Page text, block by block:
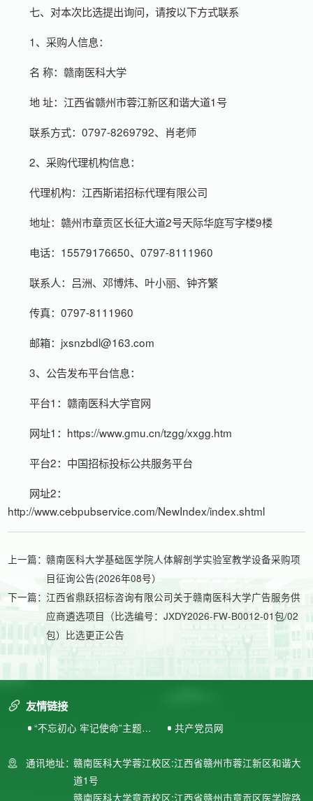
七、对本次比选提出询问，请按以下方式联系
1、采购人信息：
名 称：赣南医科大学
地 址：江西省赣州市蓉江新区和谐大道1号
联系方式：0797-8269792、肖老师
2、采购代理机构信息：
代理机构：江西斯诺招标代理有限公司
地址：赣州市章贡区长征大道2号天际华庭写字楼9楼
电话：15579176650、0797-8111960
联系人：吕洲、邓博炜、叶小丽、钟齐繁
传真：0797-8111960
邮箱：jxsnzbdl@163.com
3、公告发布平台信息：
平台1：赣南医科大学官网
网址1：https://www.gmu.cn/tzgg/xxgg.htm
平台2：中国招标投标公共服务平台
网址2：
http://www.cebpubservice.com/NewIndex/index.shtml
上一篇：赣南医科大学基础医学院人体解剖学实验室教学设备采购项
目征询公告(2026年08号）
下一篇：江西省鼎跃招标咨询有限公司关于赣南医科大学广告服务供
应商遴选项目（比选编号：JXDY2026-FW-B0012-01包/02
包）比选更正公告
友情链接
“不忘初心 牢记使命”主题教
共产党员网
通讯地址：赣南医科大学蓉江校区:江西省赣州市蓉江新区和谐大
道1号
赣南医科大学章贡校区:江西省赣州市章贡区医学院路